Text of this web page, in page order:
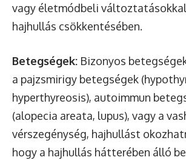
vagy életmódbeli
hajhullás csökkentésében.
Betegségek: Bizonyos
a pajzsmirigy betegségek
hyperthyreosis), autoimmun
(alopecia areata, lupus), vagy a
vérszegénység, hajhullást
hogy a hajhullás hátterében álló